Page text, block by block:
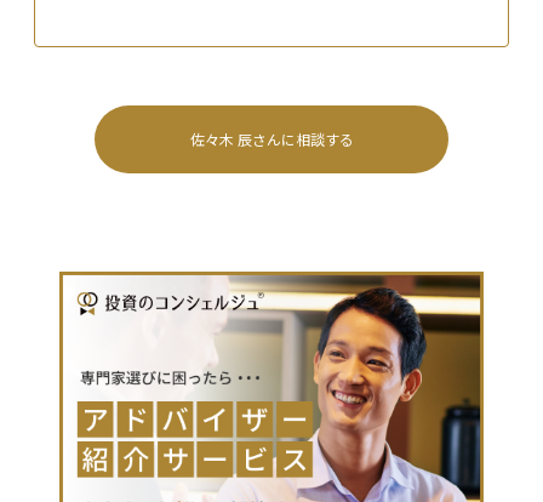
佐々木 辰さんに相談する